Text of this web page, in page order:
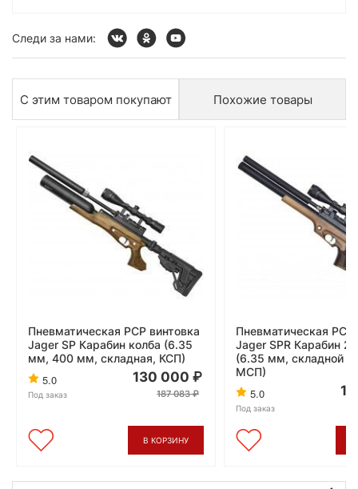
Следи за нами:
С этим товаром покупают Похожие товары
Пневматическая PCP винтовка
Jager SP Карабин колба (6.35
мм, 400 мм, складная, КСП)
5.0
Под заказ
130 000
187 083
В КОРЗИНУ
Пневматическая PCP
Jager SPR Карабин
(6.35 мм, складной
МСП)
5.0
Под заказ